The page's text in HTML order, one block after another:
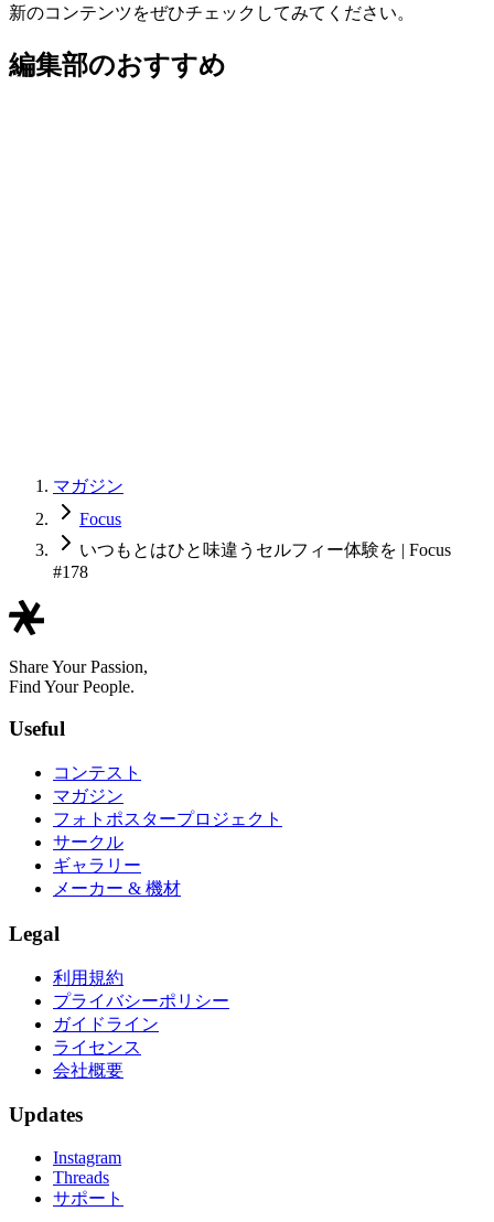
新のコンテンツをぜひチェックしてみてください。
編集部のおすすめ
マガジン
Focus
いつもとはひと味違うセルフィー体験を | Focus
#178
Share Your Passion,
Find Your People.
Useful
コンテスト
マガジン
フォトポスタープロジェクト
サークル
ギャラリー
メーカー & 機材
Legal
利用規約
プライバシーポリシー
ガイドライン
ライセンス
会社概要
Updates
Instagram
Threads
サポート